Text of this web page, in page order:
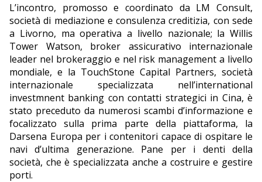
L’incontro, promosso e coordinato da LM Consult,
società di mediazione e consulenza creditizia, con sede
a Livorno, ma operativa a livello nazionale; la Willis
Tower Watson, broker assicurativo internazionale
leader nel brokeraggio e nel risk management a livello
mondiale, e la TouchStone Capital Partners, società
internazionale specializzata nell’international
investmnent banking con contatti strategici in Cina, è
stato preceduto da numerosi scambi d’informazione e
focalizzato sulla prima parte della piattaforma, la
Darsena Europa per i contenitori capace di ospitare le
navi d’ultima generazione. Pane per i denti della
società, che è specializzata anche a costruire e gestire
porti.